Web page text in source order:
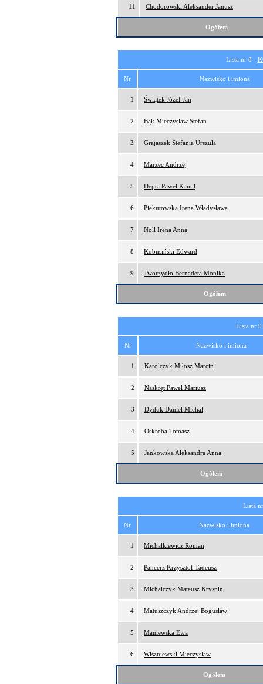
11 Chodorowski Aleksander Janusz
Ogółem
Lista nr 8 -
Nr Nazwisko i imiona
1 Świątek Józef Jan
2 Bąk Mieczysław Stefan
3 Grajaszek Stefania Urszula
4 Marzec Andrzej
5 Depta Paweł Kamil
6 Piekutowska Irena Władysława
7 Noll Irena Anna
8 Kobusiński Edward
9 Tworzydło Bernadeta Monika
Ogółem
Lista nr
Nr Nazwisko i imiona
1 Karolczyk Miłosz Marcin
2 Naskręt Paweł Mariusz
3 Dyduk Daniel Michał
4 Oskroba Tomasz
5 Jankowska Aleksandra Anna
Ogółem
Lista
Nr Nazwisko i imiona
1 Michalkiewicz Roman
2 Pancerz Krzysztof Tadeusz
3 Michalczyk Mateusz Kryspin
4 Matuszczyk Andrzej Bogusław
5 Maniewska Ewa
6 Wiszniewski Mieczysław
Ogółem